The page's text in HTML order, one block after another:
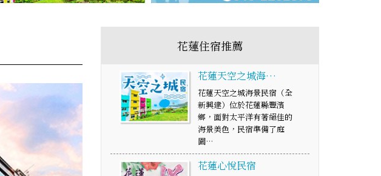
花蓮住宿推薦
花蓮天空之城海…
花蓮天空之城海景民宿（全
新興建）位於花蓮縣豐濱
鄉，面對太平洋有著絕佳的
海景美色，民宿準備了庭
園…
花蓮心悅民宿